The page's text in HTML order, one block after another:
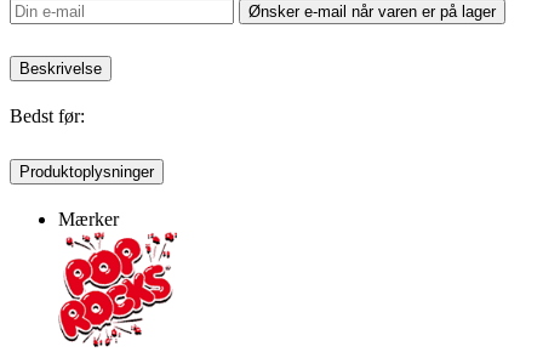
Ønsker e-mail når varen er på lager
Beskrivelse
Bedst før:
Produktoplysninger
Mærker